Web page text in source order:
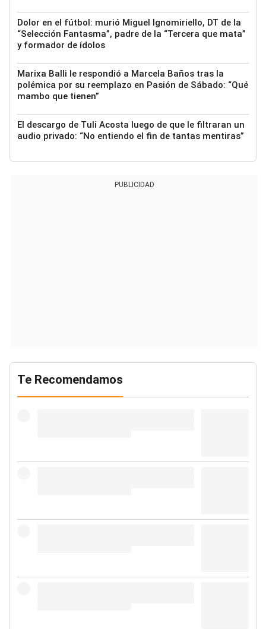
Dolor en el fútbol: murió Miguel Ignomiriello, DT de la
“Selección Fantasma”, padre de la “Tercera que mata”
y formador de ídolos
Marixa Balli le respondió a Marcela Baños tras la
polémica por su reemplazo en Pasión de Sábado: “Qué
mambo que tienen”
El descargo de Tuli Acosta luego de que le filtraran un
audio privado: “No entiendo el fin de tantas mentiras”
PUBLICIDAD
Te Recomendamos